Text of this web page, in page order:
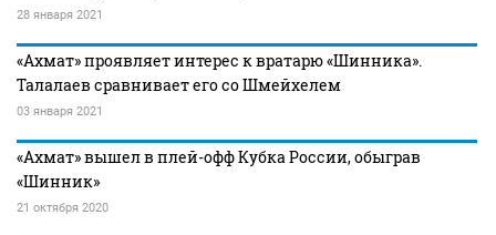
28 января 2021
«Ахмат» проявляет интерес к вратарю «Шинника».
Талалаев сравнивает его со Шмейхелем
03 января 2021
«Ахмат» вышел в плей-офф Кубка России, обыграв
«Шинник»
21 октября 2020